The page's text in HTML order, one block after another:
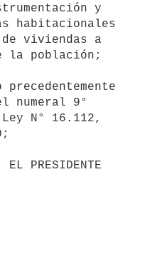
y
habitacionales
viviendas a
la población;
precedentemente
numeral 9°
N° 16.112,